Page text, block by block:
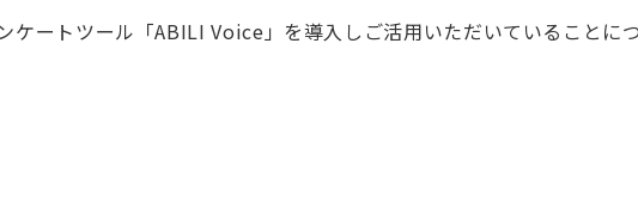
ケートツール「ABILI Voice」を導入しご活用いただいていることに